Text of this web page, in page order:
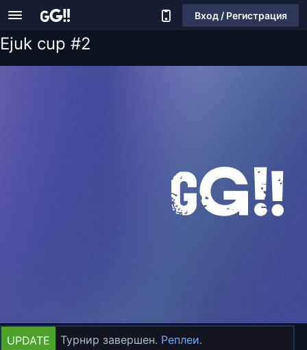
Вход / Регистрация
Ejuk cup #2
UPDATE Турнир завершен. Реплеи.